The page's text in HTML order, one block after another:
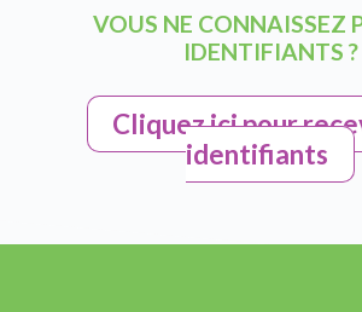
VOUS NE CONNAISSEZ
IDENTIFIANTS ?
Cliquez ici pour
identifiants